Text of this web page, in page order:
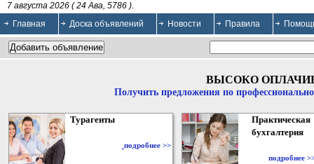
7 августа 2026 ( 24 Ава, 5786 ).
Главная
Доска объявлений Новости Правила
ВЫСОКО
Получить предложения по
Турагенты
подробнее >>
Практическая
бухгалтерия
подробнее